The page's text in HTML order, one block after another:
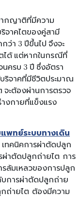
กญาติที่มีความ
จาคไตของคู่สามี
ว่า 3 ปีขึ้นไป จึงจะ
ได้ แต่หากในกรณีที่
ครบ 3 ปี ซึ่งอัตรา
ริจาคที่มีชีวิตประมาณ
จะต้องผ่านการตรวจ
างกายที่แข็งแรง
ทย์ระบบทางเดิน
ทคนิคการผ่าตัดปลูก
าตัดปลูกถ่ายไต การ
ล้มเหลวของการปลูก
บการผ่าตัดปลูกถ่าย
ถ่ายไต ต้องมีความ